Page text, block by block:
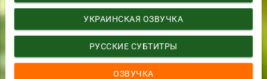
УКРАИНСКАЯ ОЗВУЧКА
РУССКИЕ СУБТИТРЫ
ОЗВУЧКА